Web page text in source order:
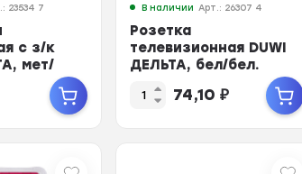
23534 7
с з/к
мет/
7
В наличии Арт.: 26307 4
Розетка
телевизионная DUWI
ДЕЛЬТА, бел/бел.
74,10 ₽